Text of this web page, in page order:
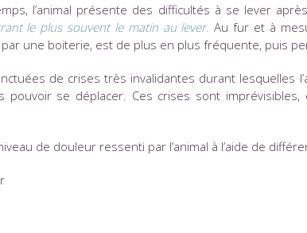
l’animal présente des difficultés à se lever
le plus souvent le matin au lever. Au fur et à
une boiterie, est de plus en plus fréquente, puis
de crises très invalidantes durant lesquelles
pouvoir se déplacer. Ces crises sont
de douleur ressenti par l’animal à l’aide de
mal à se lever